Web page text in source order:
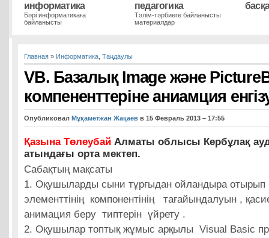
информатика
Бәрі информатикаға
байланысты
педагогика
Тәлім-тәрбиеге байланысты
материалдар
Главная » Информатика Таңдаулы
VB. Базалық Image және
компененттеріне аниамция
Опубликовал Мұқаметжан Жақаев в 15 Февраль 2013 – 17:55
Қазына Төлеубай Алматы облысы Кербұлақ
атындағы орта мектеп.
Сабақтың мақсаты
1. Оқушыларды сыни тұрғыдан ойландыра отырып
элементтінің компонентінің тағайындалуын ,
анимация беру типтерін үйрету .
2. Оқушылар топтық жұмыс арқылы Visual Basic